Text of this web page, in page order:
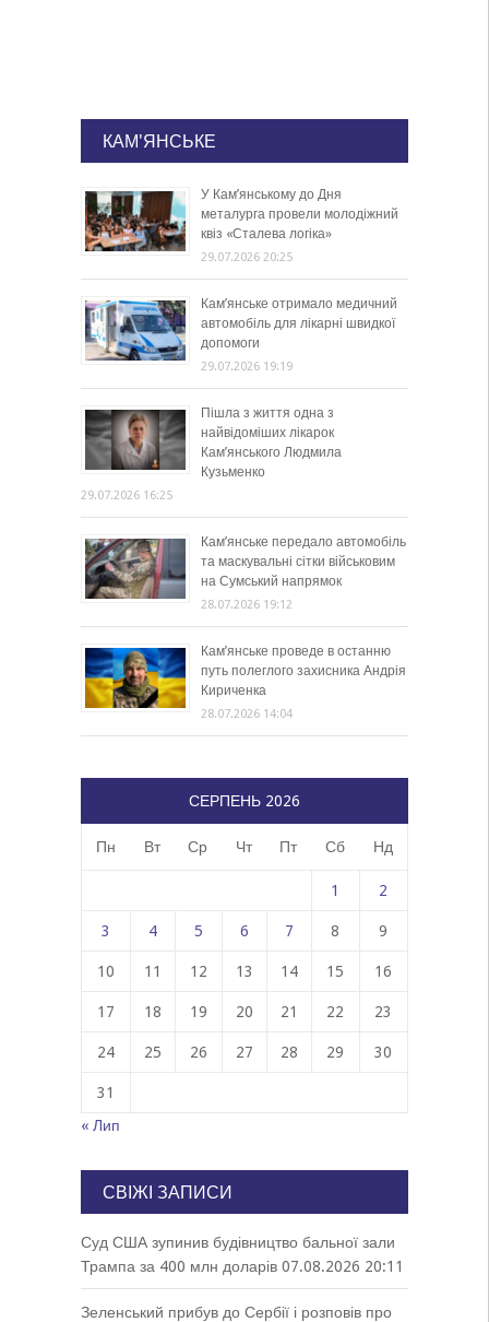
КАМ'ЯНСЬКЕ
У Кам’янському до Дня
металурга провели молодіжний
квіз «Сталева логіка»
29.07.2026 20:25
Кам’янське отримало медичний
автомобіль для лікарні швидкої
допомоги
29.07.2026 19:19
Пішла з життя одна з
найвідоміших лікарок
Кам’янського Людмила
Кузьменко
29.07.2026 16:25
Кам’янське передало автомобіль
та маскувальні сітки військовим
на Сумський напрямок
28.07.2026 19:12
Кам’янське проведе в останню
путь полеглого захисника Андрія
Кириченка
28.07.2026 14:04
СЕРПЕНЬ 2026
Пн Вт Ср Чт Пт Сб Нд
1 2
3 4 5 6 7 8 9
10 11 12 13 14 15 16
17 18 19 20 21 22 23
24 25 26 27 28 29 30
31
« Лип
СВІЖІ ЗАПИСИ
Суд США зупинив будівництво бальної зали
Трампа за 400 млн доларів 07.08.2026 20:11
Зеленський прибув до Сербії і розповів про